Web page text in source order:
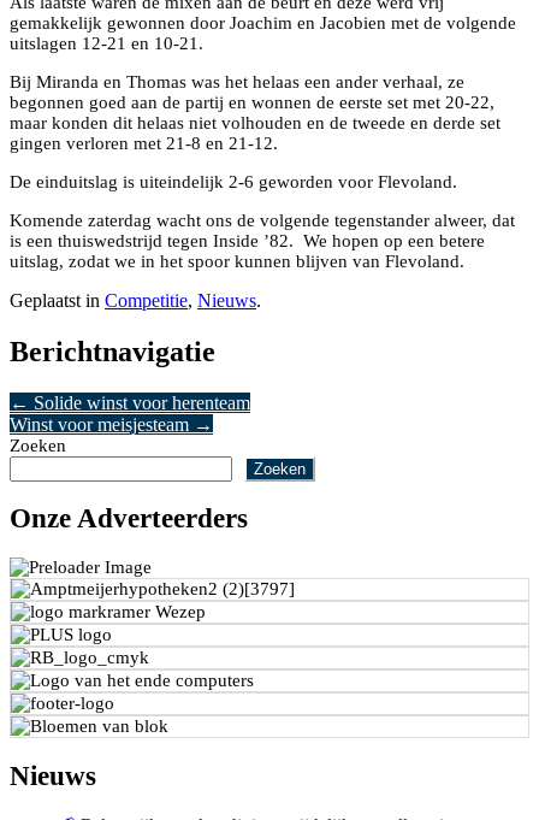
gemakkelijk gewonnen door Joachim en Jacobien met de volgende
uitslagen 12-21 en 10-21.
Bij Miranda en Thomas was het helaas een ander verhaal, ze
begonnen goed aan de partij en wonnen de eerste set met 20-22,
maar konden dit helaas niet volhouden en de tweede en derde set
gingen verloren met 21-8 en 21-12.
De einduitslag is uiteindelijk 2-6 geworden voor Flevoland.
Komende zaterdag wacht ons de volgende tegenstander alweer, dat
is een thuiswedstrijd tegen Inside ’82. We hopen op een betere
uitslag, zodat we in het spoor kunnen blijven van Flevoland.
Geplaatst in Competitie, Nieuws.
Berichtnavigatie
← Solide winst voor herenteam
Winst voor meisjesteam →
Zoeken
Zoeken
Onze Adverteerders
Nieuws